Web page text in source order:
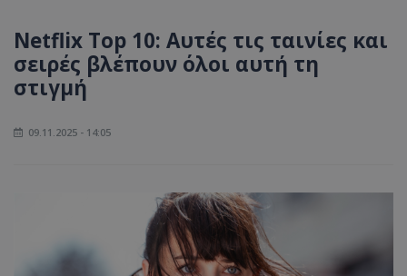
Netflix Top 10: Αυτές τις ταινίες και
σειρές βλέπουν όλοι αυτή τη
στιγμή
09.11.2025 - 14:05